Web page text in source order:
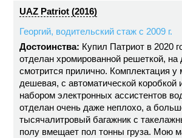
UAZ Patriot (2016)
Георгий, водительский стаж с 2009 г.
Достоинства: Купил Патриот в 2020
отделан хромированной решеткой, на
смотрится прилично. Комплектация у
дешевая, с автоматической
набором электронных ассистентов
отделан очень даже неплохо, а
тысячалитровый багажник с
полу вмещает пол тонны груза. Мою